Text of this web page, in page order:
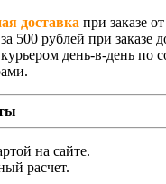
доставка при заказе
500 рублей при заказе
день-в-день по
на сайте.
расчет.